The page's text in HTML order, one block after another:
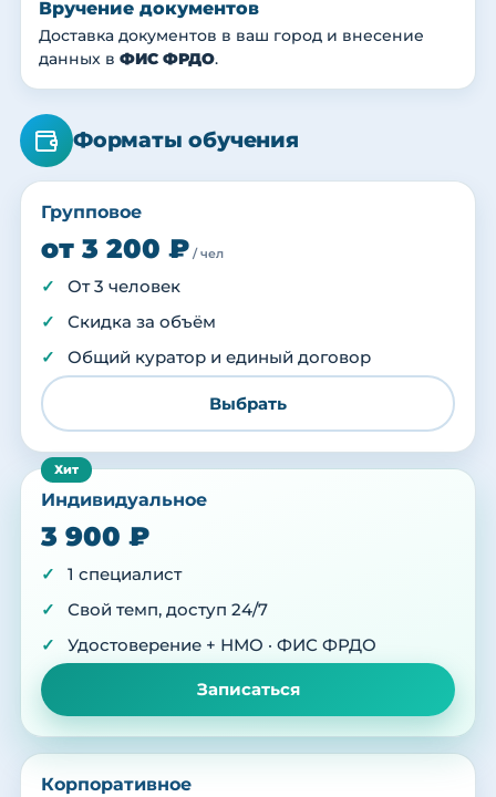
Вручение документов
Доставка документов в ваш город и внесение
данных в ФИС ФРДО.
Форматы обучения
Групповое
от 3 200 ₽ / чел
От 3 человек
Скидка за объём
Общий куратор и единый договор
Выбрать
Индивидуальное
3 900 ₽
1 специалист
Свой темп, доступ 24/7
Удостоверение + НМО · ФИС ФРДО
Записаться
Корпоративное